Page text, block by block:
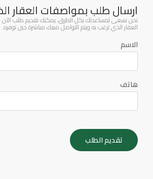
ارسال طلب بمواصفات العقار
نحن نسعى لمساعدتك بكل الطرق، يمكنك تقديم طلب الآن
العقار الذي ترغب به ويتم التواصل معك مباشرة حين توفره.
الاسم
هاتف
تقديم الطلب